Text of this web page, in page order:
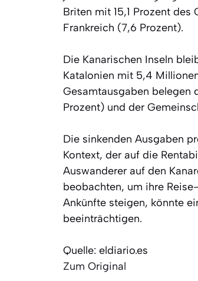
Briten mit 15,1 Prozent
Frankreich (7,6 Prozent).
Die Kanarischen Inseln
Katalonien mit 5,4
Gesamtausgaben belegen
Prozent) und der
Die sinkenden Ausgaben
Kontext, der auf die
Auswanderer auf den
beobachten, um ihre
Ankünfte steigen, könnte
beeinträchtigen.
Quelle: eldiario.es
Zum Original